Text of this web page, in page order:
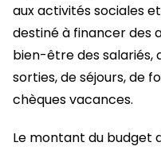
aux activités sociales
destiné à financer des
bien-être des salariés,
sorties, de séjours, de
chèques vacances.
Le montant du budget